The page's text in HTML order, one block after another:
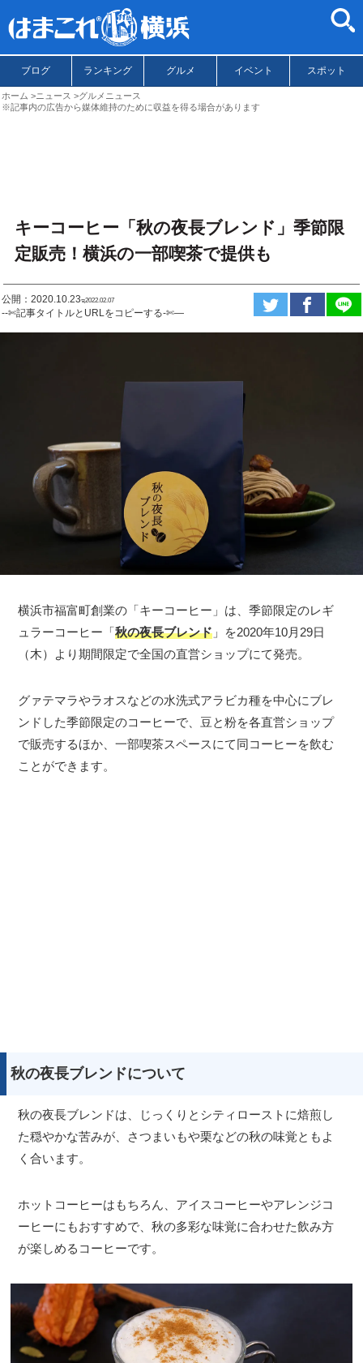
ブログ ランキング グルメ イベント スポット
ホーム ニュース
グルメニュース
※記事内の広告から媒体維持のために収益を得る場合があります
キーコーヒー「秋の夜長ブレンド」季節限
定販売！横浜の一部喫茶で提供も
公開：2020.10.23ಇ2022.02.07
--✄記事タイトルとURLをコピーする-✄—
横浜市福富町創業の「キーコーヒー」は、季節限定のレギ
ュラーコーヒー「秋の夜長ブレンド 」を2020年10月29日
（木）より期間限定で全国の直営ショップにて発売。
グァテマラやラオスなどの水洗式アラビカ種を中心にブレ
ンドした季節限定のコーヒーで、豆と粉を各直営ショップ
で販売するほか、一部喫茶スペースにて同コーヒーを飲む
ことができます。
秋の夜長ブレンドについて
秋の夜長ブレンドは、じっくりとシティローストに焙煎し
た穏やかな苦みが、さつまいもや栗などの秋の味覚ともよ
く合います。
ホットコーヒーはもちろん、アイスコーヒーやアレンジコ
ーヒーにもおすすめで、秋の多彩な味覚に合わせた飲み方
が楽しめるコーヒーです。